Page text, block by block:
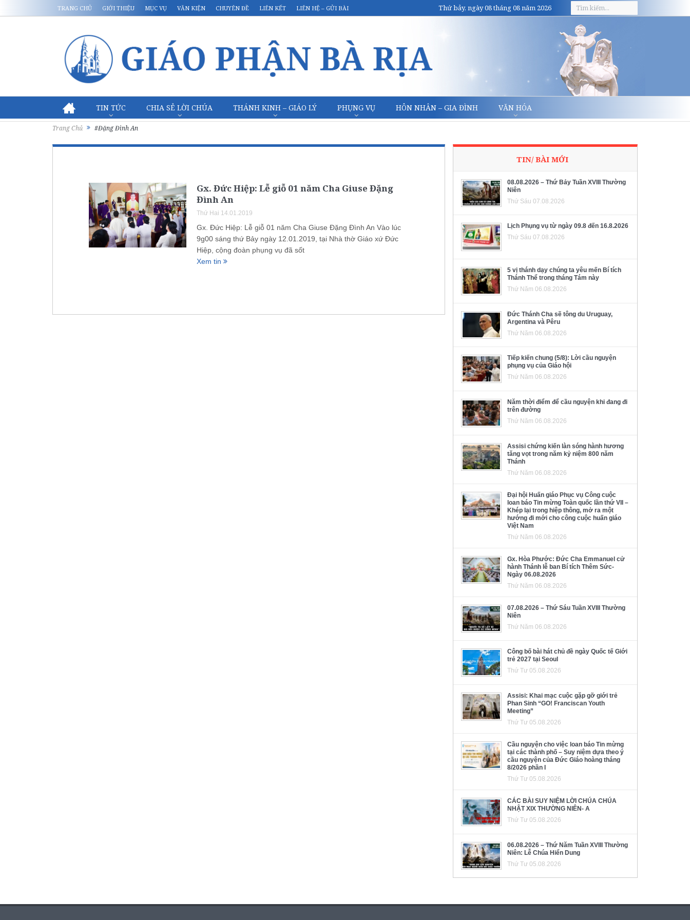
TRANG CHỦ GIỚI THIỆU MỤC VỤ VĂN KIỆN CHUYÊN ĐỀ LIÊN KẾT LIÊN HỆ – GỬI BÀI Thứ bảy, ngày 08 tháng 08 năm 2026
TIN TỨC CHIA SẺ LỜI CHÚA THÁNH KINH – GIÁO LÝ PHỤNG VỤ HÔN NHÂN – GIA ĐÌNH VĂN HÓA
Trang Chủ #Đặng Đình An
Gx. Đức Hiệp: Lễ giỗ 01 năm Cha Giuse Đặng
Đình An
Thứ Hai 14.01.2019
Gx. Đức Hiệp: Lễ giỗ 01 năm Cha Giuse Đặng Đình An Vào lúc
9g00 sáng thứ Bảy ngày 12.01.2019, tại Nhà thờ Giáo xứ Đức
Hiệp, cộng đoàn phụng vụ đã sốt
Xem tin
TIN/ BÀI MỚI
08.08.2026 – Thứ Bảy Tuần XVIII Thường
Niên
Thứ Sáu 07.08.2026
Lịch Phụng vụ từ ngày 09.8 đến 16.8.2026
Thứ Sáu 07.08.2026
5 vị thánh dạy chúng ta yêu mến Bí tích
Thánh Thể trong tháng Tám này
Thứ Năm 06.08.2026
Đức Thánh Cha sẽ tông du Uruguay,
Argentina và Pêru
Thứ Năm 06.08.2026
Tiếp kiến chung (5/8): Lời cầu nguyện
phụng vụ của Giáo hội
Thứ Năm 06.08.2026
Năm thời điểm để cầu nguyện khi đang đi
trên đường
Thứ Năm 06.08.2026
Assisi chứng kiến làn sóng hành hương
tăng vọt trong năm kỷ niệm 800 năm
Thánh
Thứ Năm 06.08.2026
Đại hội Huấn giáo Phục vụ Công cuộc
loan báo Tin mừng Toàn quốc lần thứ VII –
Khép lại trong hiệp thông, mở ra một
hướng đi mới cho công cuộc huấn giáo
Việt Nam
Thứ Năm 06.08.2026
Gx. Hòa Phước: Đức Cha Emmanuel cử
hành Thánh lễ ban Bí tích Thêm Sức-
Ngày 06.08.2026
Thứ Năm 06.08.2026
07.08.2026 – Thứ Sáu Tuần XVIII Thường
Niên
Thứ Năm 06.08.2026
Công bố bài hát chủ đề ngày Quốc tế Giới
trẻ 2027 tại Seoul
Thứ Tư 05.08.2026
Assisi: Khai mạc cuộc gặp gỡ giới trẻ
Phan Sinh “GO! Franciscan Youth
Meeting”
Thứ Tư 05.08.2026
Cầu nguyện cho việc loan báo Tin mừng
tại các thành phố – Suy niệm dựa theo ý
cầu nguyện của Đức Giáo hoàng tháng
8/2026 phần I
Thứ Tư 05.08.2026
CÁC BÀI SUY NIỆM LỜI CHÚA CHÚA
NHẬT XIX THƯỜNG NIÊN- A
Thứ Tư 05.08.2026
06.08.2026 – Thứ Năm Tuần XVIII Thường
Niên: Lễ Chúa Hiển Dung
Thứ Tư 05.08.2026